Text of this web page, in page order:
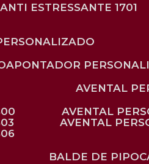
ANTI ESTRESSANTE 1701
APONTADOR
AVENTAL
AVENTAL
AVENTAL
BALDE DE